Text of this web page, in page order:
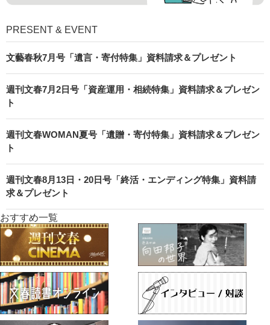
PRESENT & EVENT
文藝春秋7月号「遺言・寄付特集」資料請求＆プレゼント
週刊文春7月2日号「資産運用・相続特集」資料請求＆プレゼン
ト
週刊文春WOMAN夏号「遺贈・寄付特集」資料請求＆プレゼン
ト
週刊文春8月13日・20日号「終活・エンディング特集」資料請
求＆プレゼント
おすすめ一覧